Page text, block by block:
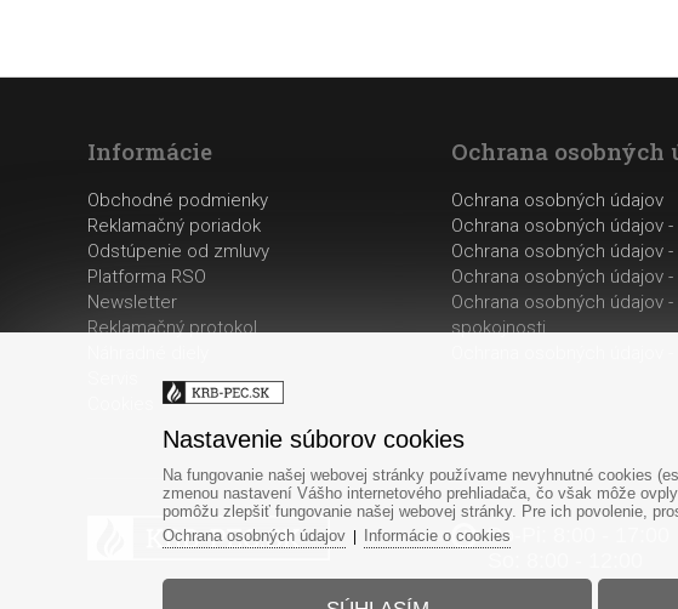
Informácie
Obchodné podmienky
Reklamačný poriadok
Odstúpenie od zmluvy
Platforma RSO
Newsletter
Reklamačný protokol
Ochrana osobných
Ochrana osobných údajov
Ochrana osobných údajov
Ochrana osobných údajov
Ochrana osobných údajov
Ochrana osobných údajov
spokojnosti
Po-Pi: 8:00 - 17:00
Nastavenie súborov cookies
Na fungovanie našej webovej stránky používame nevyhnutné cookies
zmenou nastavení Vášho internetového prehliadača, čo však môže
pomôžu zlepšiť fungovanie našej webovej stránky. Pre ich povolenie,
Ochrana osobných údajov
Informácie o cookies